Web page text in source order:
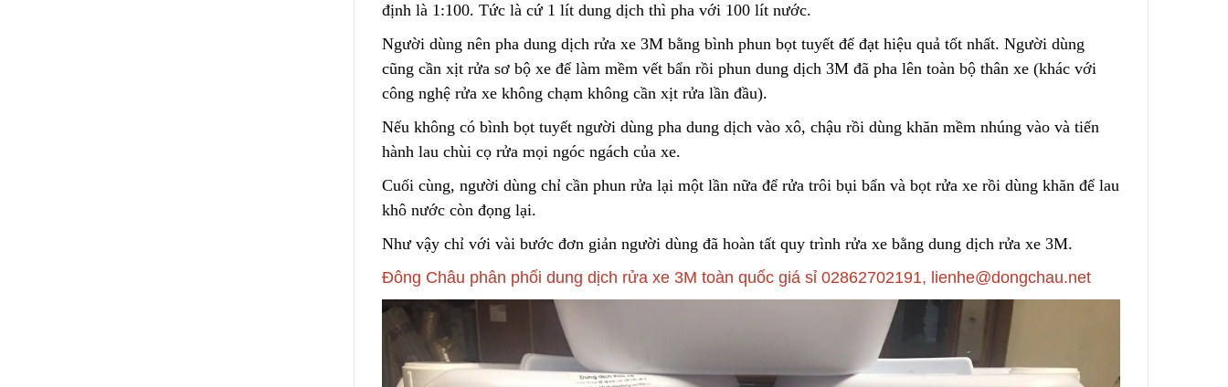
định là 1:100. Tức là cứ 1 lít dung dịch thì pha với 100 lít nước.
Người dùng nên pha dung dịch rửa xe 3M bằng bình phun bọt tuyết để đạt hiệu quả tốt nhất. Người dùng
cũng cần xịt rửa sơ bộ xe để làm mềm vết bẩn rồi phun dung dịch 3M đã pha lên toàn bộ thân xe (khác với
công nghệ rửa xe không chạm không cần xịt rửa lần đầu).
Nếu không có bình bọt tuyết người dùng pha dung dịch vào xô, chậu rồi dùng khăn mềm nhúng vào và tiến
hành lau chùi cọ rửa mọi ngóc ngách của xe.
Cuối cùng, người dùng chỉ cần phun rửa lại một lần nữa để rửa trôi bụi bẩn và bọt rửa xe rồi dùng khăn để lau
khô nước còn đọng lại.
Như vậy chỉ với vài bước đơn giản người dùng đã hoàn tất quy trình rửa xe bằng dung dịch rửa xe 3M.
Đông Châu phân phối dung dịch rửa xe 3M toàn quốc giá sỉ 02862702191, lienhe@dongchau.net